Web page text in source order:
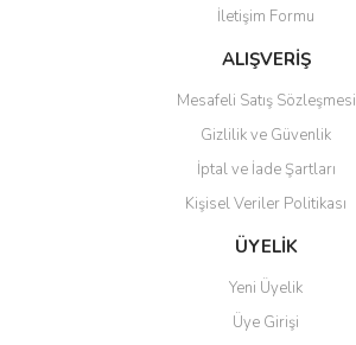
Ürün fiyatı diğer sitelerden daha pahalı.
Bu ürüne benzer farklı alternatifler olmalı.
Gönder
İletişim Formu
ALIŞVERİŞ
Mesafeli Satış Sözleşmesi
Gizlilik ve Güvenlik
İptal ve İade Şartları
Kişisel Veriler Politikası
ÜYELİK
Yeni Üyelik
Üye Girişi